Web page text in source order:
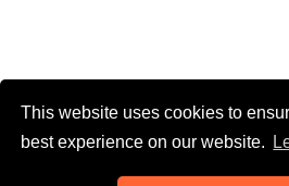
This website uses cookies to
best experience on our website.